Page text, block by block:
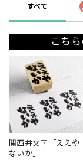
すべて
こち
関西弁文字「ええや
ないか」